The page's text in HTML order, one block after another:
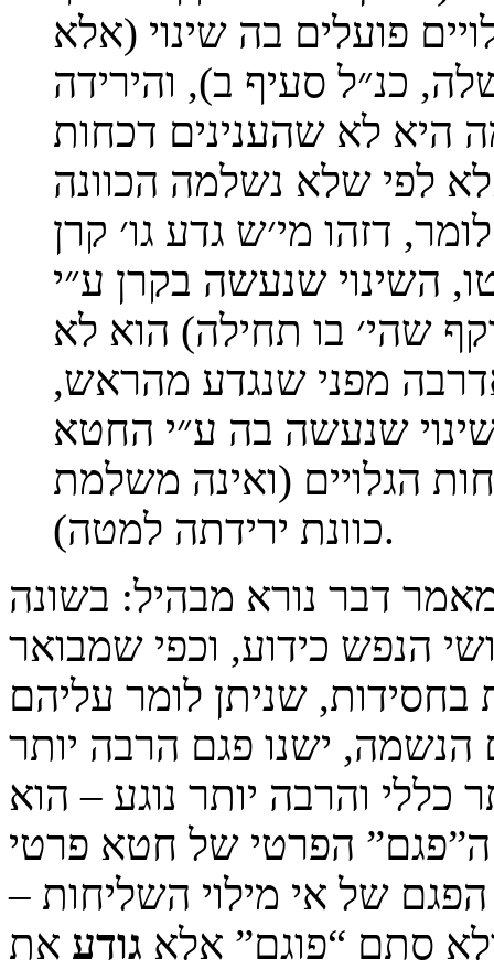
פועלים בה שינוי (אלא
כנ״ל סעיף ב), והירידה
היא לא שהענינים דכחות
לפי שלא נשלמה הכוונה
דזהו מי׳ש גדע גו׳ קרן
השינוי שנעשה בקרן ע״י
שהי׳ בו תחילה) הוא לא
מפני שנגדע מהראש,
שנעשה בה ע״י החטא
הגלויים (ואינה משלמת
כוונת ירידתה למטה).
דבר נורא מבהיל: בשונה
הנפש כידוע, וכפי שמבואר
שניתן לומר עליהם
ישנו פגם הרבה יותר
כללי והרבה יותר נוגע – הוא
הפרטי של חטא פרטי
של אי מילוי השליחות –
סתם “פוגם” אלא גודע את